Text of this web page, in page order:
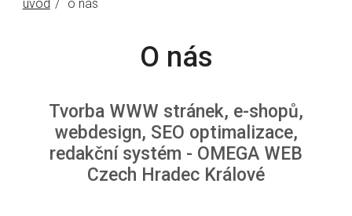
úvod o nás
O nás
Tvorba WWW stránek, e-shopů,
webdesign, SEO optimalizace,
redakční systém - OMEGA WEB
Czech Hradec Králové